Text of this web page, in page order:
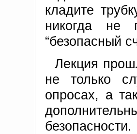
кладите
никогда не
“безопасный
Лекция
не только
опросах, а
безопасности.